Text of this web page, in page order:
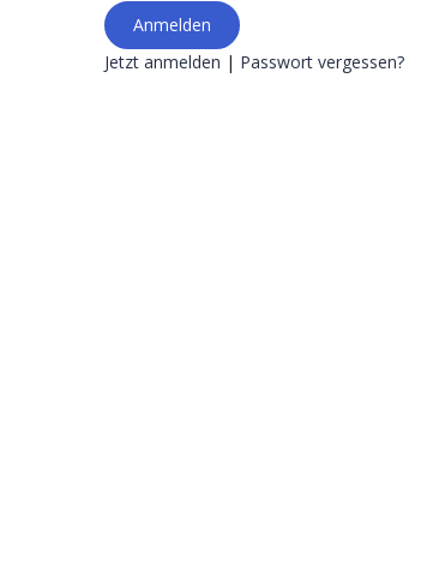
Jetzt anmelden | Passwort vergessen?